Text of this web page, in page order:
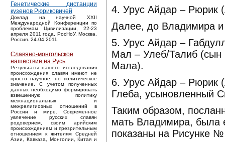
Генетические дистанции
кузенов Рюриковичей
Доклад на научной XXII
Международной Конференции по
проблемам Цивилизации, 22-23
апреля 2011 года, РосНоУ, Москва,
Россия. 24.04.2011.
Славяно-монгольское
нашествие на Русь
Результаты нашего исследования
происхождения славян имеют не
просто научное, но политическое
значение. С учетом полученных
данных необходимо формировать
взвешенную политику
межнациональных и
межрелигиозных отношений в
России и мире. Современное
увлечение русских славян
родоверием, своим арийским
происхождением и презрительным
отношением к жителям Средней
Азии, Кавказа, Монголии, Китая и
4. Урус Айдар – Рюрик
Далее, до Владимира
5. Урус Айдар –
Мал – Улеб/Талиб
Мала).
6. Урус Айдар – Рюрик
Глеба, усыновленный
Таким образом,
мать Владимира, была
показаны на Рисунке №